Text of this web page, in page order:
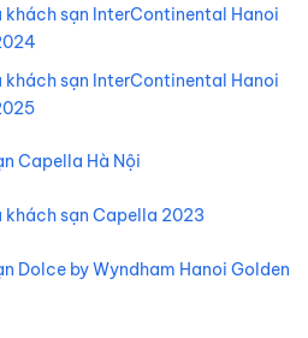
khách sạn InterContinental Hanoi
khách sạn InterContinental Hanoi
Capella Hà Nội
khách sạn Capella 2023
Dolce by Wyndham Hanoi Golden